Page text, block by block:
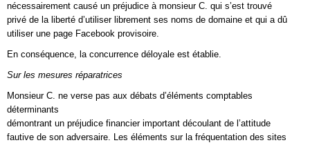
nécessairement causé un préjudice à monsieur C. qui s’est trouvé
privé de la liberté d’utiliser librement ses noms de domaine et qui a dû
utiliser une page Facebook provisoire.
En conséquence, la concurrence déloyale est établie.
Sur les mesures réparatrices
Monsieur C. ne verse pas aux débats d’éléments comptables
déterminants
démontrant un préjudice financier important découlant de l’attitude
fautive de son adversaire. Les éléments sur la fréquentation des sites